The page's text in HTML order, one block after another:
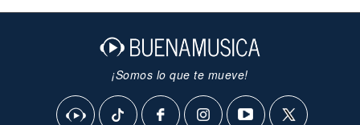
¡Somos lo que te mueve!